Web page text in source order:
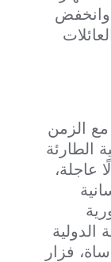
وانخفض
الزمن
الطارئة
عاجلة،
الدولية
فزار